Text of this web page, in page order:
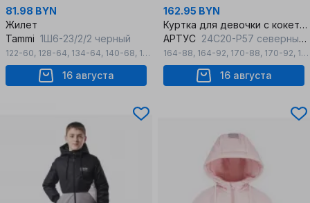
81.98 BYN
Жилет
Tammi 1Ш6-23/2/2 черный
122-60, 128-64, 134-64, 140-68, 146-72 ,152-76,158-80,164-84
16 августа
162.95 BYN
Куртка для девочки с кокетками демисезонная утепленная
АРТУС 24С20-Р57 северный_ветер
164-88, 164-92, 170-88, 170-92, 176-96
16 августа